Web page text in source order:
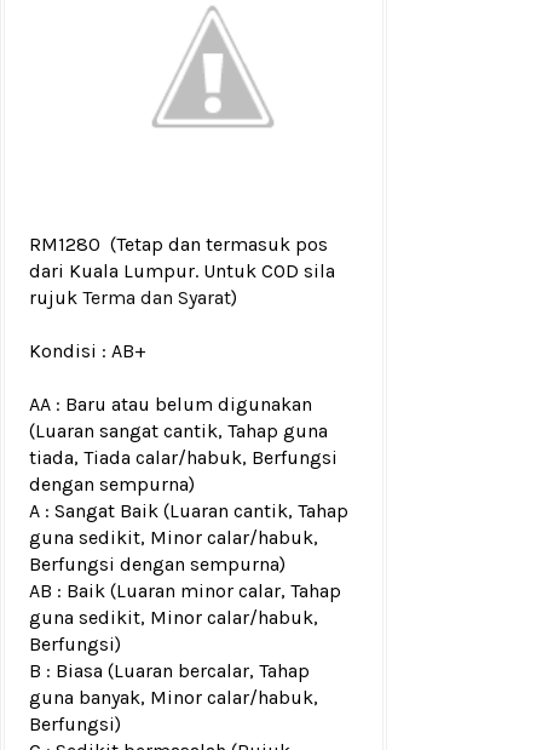
RM1280 (Tetap dan termasuk pos
dari Kuala Lumpur. Untuk COD sila
rujuk Terma dan Syarat)
Kondisi : AB+
AA : Baru atau belum digunakan
(Luaran sangat cantik, Tahap guna
tiada, Tiada calar/habuk, Berfungsi
dengan sempurna)
A : Sangat Baik (Luaran cantik, Tahap
guna sedikit, Minor calar/habuk,
Berfungsi dengan sempurna)
AB : Baik (Luaran minor calar, Tahap
guna sedikit, Minor calar/habuk,
Berfungsi)
B : Biasa (Luaran bercalar, Tahap
guna banyak, Minor calar/habuk,
Berfungsi)